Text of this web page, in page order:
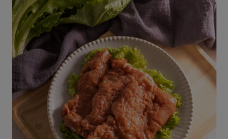
奶蛋豆・五穀
蛋 乳製品
豆製品 米麵雜糧
肉品・水產
畜產肉類 水產
水畜加工品
麵食
肉食
海鮮
常備菜
蔬食
蛋料理
把最好的台灣味帶回家！
防災用品預購圓滿結束
2026年端午節預購圓滿結束
更多預購活動
當季產品
合作25-經典快閃最後一週
觀點文章
主婦食堂 一籃菜真心話
社內大小事 合作聯合國
產品故事 生活提案
樂齡生活 親子食育
廚房瑜伽
關於合作社
認識合作社
關於我們
合作社組織
員工與求才
重要公告